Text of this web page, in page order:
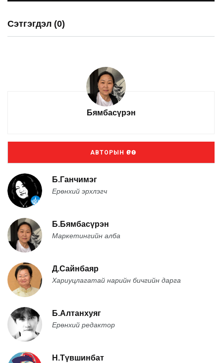
Сэтгэгдэл (0)
Бямбасүрэн
АВТОРЫН ӨРӨӨ
Б.Ганчимэг
Ерөнхий эрхлэгч
Б.Бямбасүрэн
Маркетингийн алба
Д.Сайнбаяр
Хариуцлагатай нарийн бичгийн дарга
Б.Алтанхуяг
Ерөнхий редактор
Н.Түвшинбат